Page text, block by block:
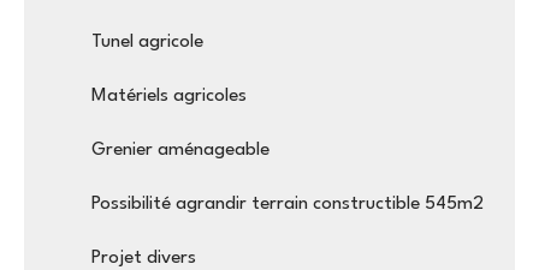
Tunel agricole
Matériels agricoles
Grenier aménageable
Possibilité agrandir terrain constructible 545m2
Projet divers